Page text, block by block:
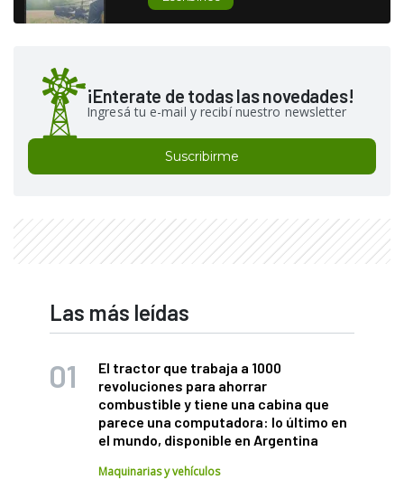
¡Enterate de todas las novedades!
Ingresá tu e-mail y recibí nuestro newsletter
Suscribirme
Las más leídas
El tractor que trabaja a 1000
revoluciones para ahorrar
combustible y tiene una cabina que
parece una computadora: lo último en
el mundo, disponible en Argentina
Maquinarias y vehículos